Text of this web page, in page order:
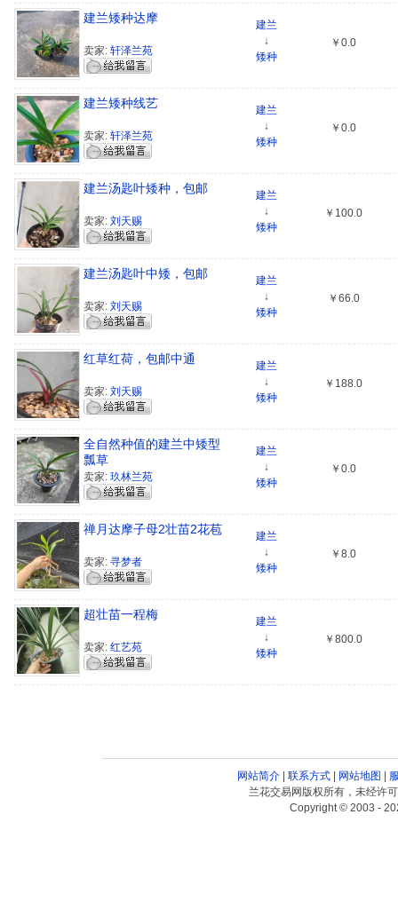
建兰矮种达摩
卖家: 轩泽兰苑
建兰
↓
矮种
￥0.0
建兰矮种线艺
卖家: 轩泽兰苑
建兰
↓
矮种
￥0.0
建兰汤匙叶矮种，包邮
卖家: 刘天赐
建兰
↓
矮种
￥100.0
建兰汤匙叶中矮，包邮
卖家: 刘天赐
建兰
↓
矮种
￥66.0
红草红荷，包邮中通
卖家: 刘天赐
建兰
↓
矮种
￥188.0
全自然种值的建兰中矮型
瓢草
卖家: 玖林兰苑
建兰
↓
矮种
￥0.0
禅月达摩子母2壮苗2花苞
卖家: 寻梦者
建兰
↓
矮种
￥8.0
超壮苗一程梅
卖家: 红艺苑
建兰
↓
矮种
￥800.0
网站简介| 联系方式| 网站地图
兰花交易网版权所有，未经许
Copyright © 2003 -